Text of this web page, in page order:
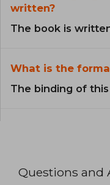
written?
The book is
What is the
The binding of
Questions and